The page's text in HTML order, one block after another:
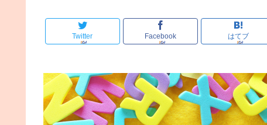
Twitter Facebook はてブ